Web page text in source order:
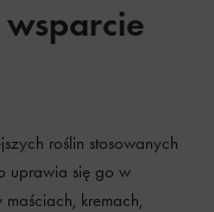
roślin stosowanych
uprawia się go w
kremach,